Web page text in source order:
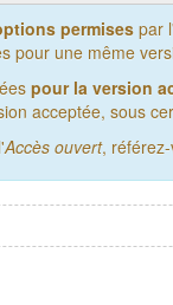
permises par
pour une même
pour la version
acceptée, sous
Accès ouvert,